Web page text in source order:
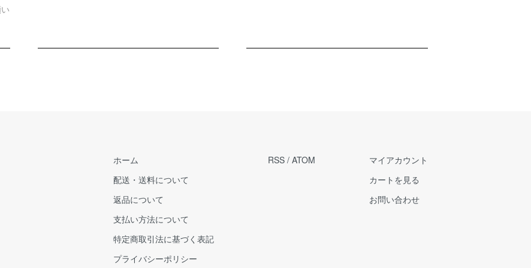
ホーム
配送・送料について
返品について
支払い方法について
特定商取引法に基づく表記
プライバシーポリシー
RSS / ATOM
マイアカウント
カートを見る
お問い合わせ